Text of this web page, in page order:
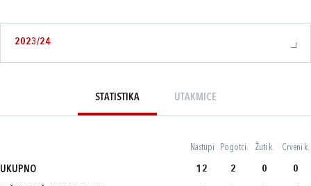
2023/24
STATISTIKA UTAKMICE
Nastupi Pogotci Žuti k. Crveni k.
UKUPNO 12 2 0 0